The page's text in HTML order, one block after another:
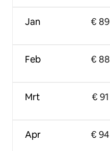
Jan
Feb
Mrt
Apr
€ 89
€ 88
€ 91
€ 94